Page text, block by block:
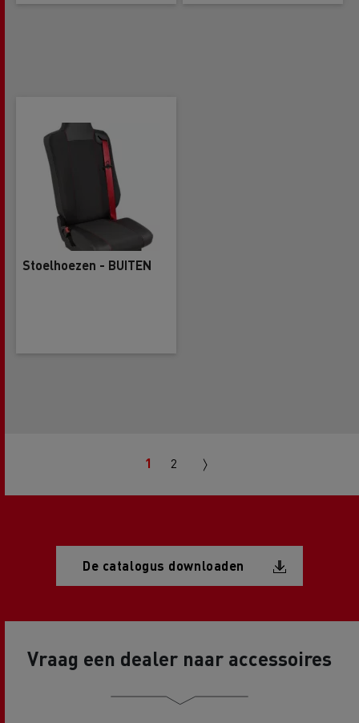
Stoelhoezen - BUITEN
1 2
De catalogus downloaden Document
Vraag een dealer naar accessoires